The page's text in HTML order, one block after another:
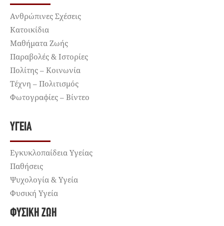
Ανθρώπινες Σχέσεις
Κατοικίδια
Μαθήματα Ζωής
Παραβολές & Ιστορίες
Πολίτης – Κοινωνία
Τέχνη – Πολιτισμός
Φωτογραφίες – Βίντεο
ΥΓΕΊΑ
Εγκυκλοπαίδεια Υγείας
Παθήσεις
Ψυχολογία & Υγεία
Φυσική Υγεία
ΦΥΣΙΚΉ ΖΩΉ